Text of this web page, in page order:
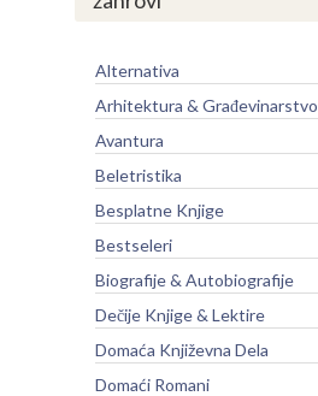
Alternativa
Arhitektura & Građevinarstvo
Avantura
Beletristika
Besplatne Knjige
Bestseleri
Biografije & Autobiografije
Dečije Knjige & Lektire
Domaća Književna Dela
Domaći Romani